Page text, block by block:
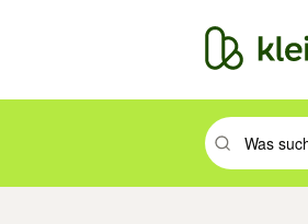
Suchbegriff